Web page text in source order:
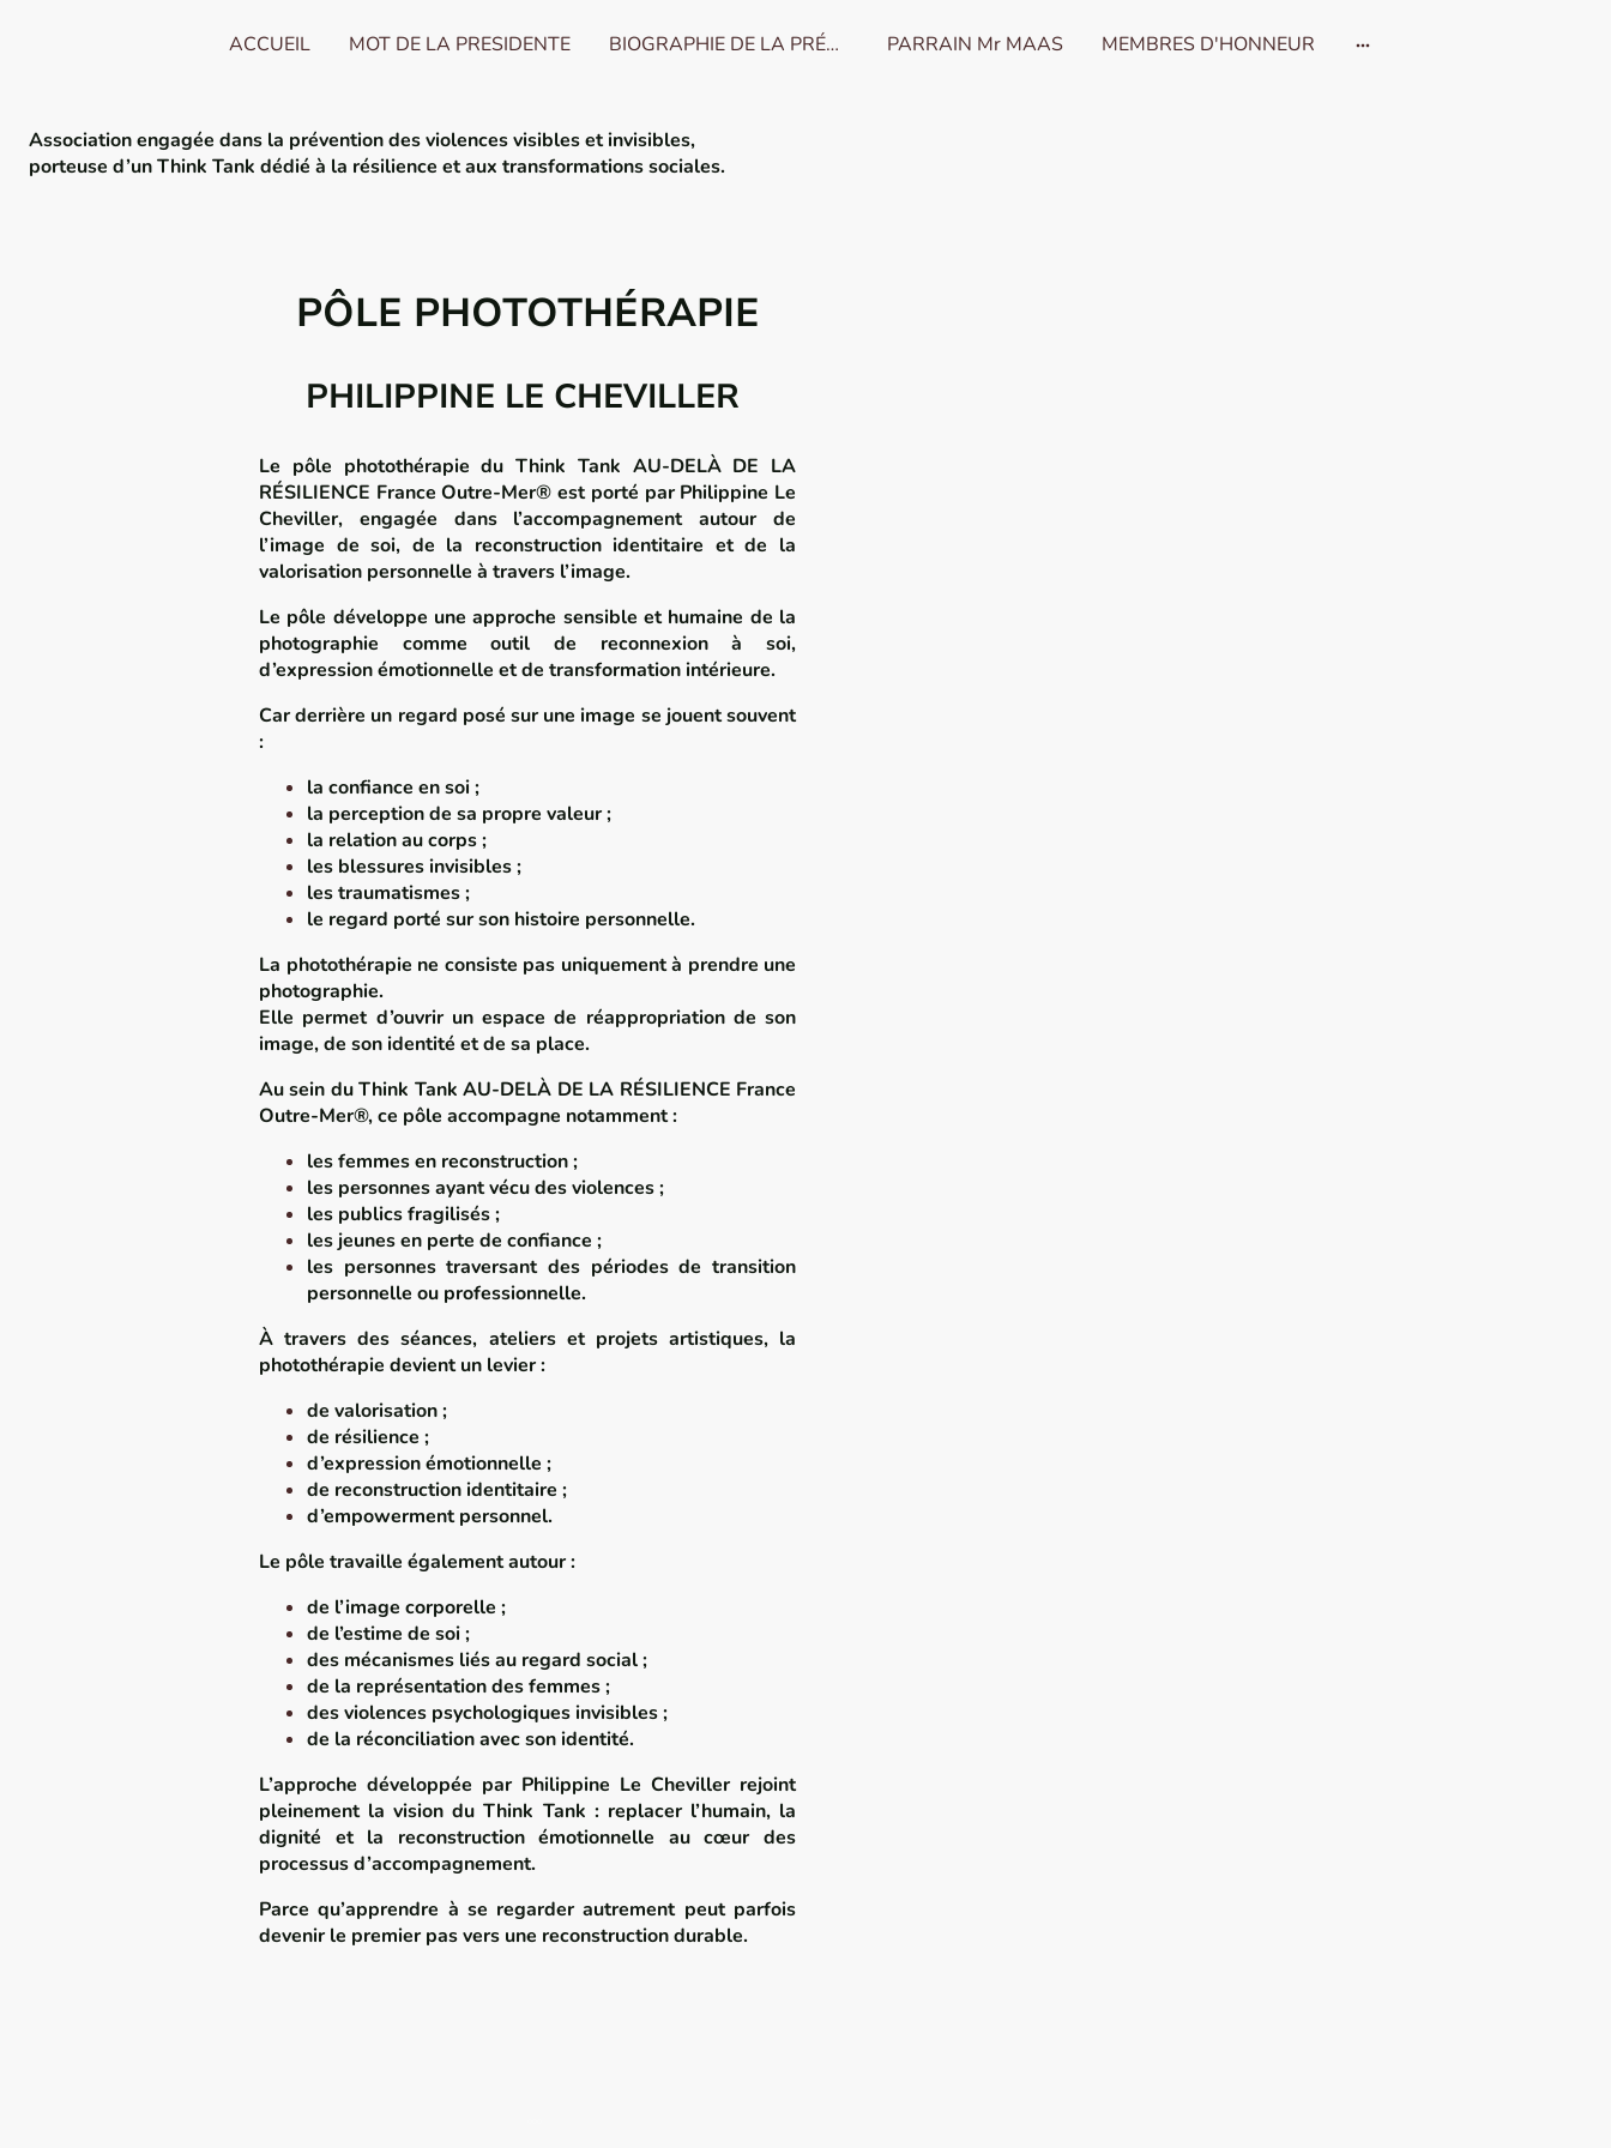
ACCUEIL MOT DE LA PRESIDENTE BIOGRAPHIE DE LA PRÉSIDENTE PARRAIN Mr MAAS MEMBRES D'HONNEUR
Association engagée dans la prévention des violences visibles et invisibles,
porteuse d’unThink Tank dédié à la résilience et aux transformations sociales.
PÔLE PHOTOTHÉRAPIE
PHILIPPINE LE CHEVILLER
Le pôle photothérapie du Think Tank AU-DELÀ DE LA
RÉSILIENCE France Outre-Mer® est porté parPhilippine Le
Cheviller, engagée dans l’accompagnement autour de
l’image de soi, de la reconstruction identitaire et de la
valorisation personnelle à travers l’image.
Le pôle développe une approche sensible et humaine de la
photographie comme outil de reconnexion à soi,
d’expression émotionnelle et de transformation intérieure.
Car derrière un regard posé sur une image se jouent souvent
:
la confiance en soi ;
la perception de sa propre valeur ;
la relation au corps ;
les blessures invisibles ;
les traumatismes ;
le regard porté sur son histoire personnelle.
La photothérapie ne consiste pas uniquement à prendre une
photographie.
Elle permet d’ouvrir un espace de réappropriation de son
image, de son identité et de sa place.
Au sein du Think Tank AU-DELÀ DE LA RÉSILIENCE France
Outre-Mer®, ce pôle accompagne notamment :
les femmes en reconstruction ;
les personnes ayant vécu des violences ;
les publics fragilisés ;
les jeunes en perte de confiance ;
les personnes traversant des périodes de transition
personnelle ou professionnelle.
À travers des séances, ateliers et projets artistiques, la
photothérapie devient un levier :
de valorisation ;
de résilience ;
d’expression émotionnelle ;
de reconstruction identitaire ;
d’empowerment personnel.
Le pôle travaille également autour :
de l’image corporelle ;
de l’estime de soi ;
des mécanismes liés au regard social ;
de la représentation des femmes ;
des violences psychologiques invisibles ;
de la réconciliation avec son identité.
L’approche développée par Philippine Le Cheviller rejoint
pleinement la vision du Think Tank : replacer l’humain, la
dignité et la reconstruction émotionnelle au cœur des
processus d’accompagnement.
Parce qu’apprendre à se regarder autrement peut parfois
devenir le premier pas vers une reconstruction durable.